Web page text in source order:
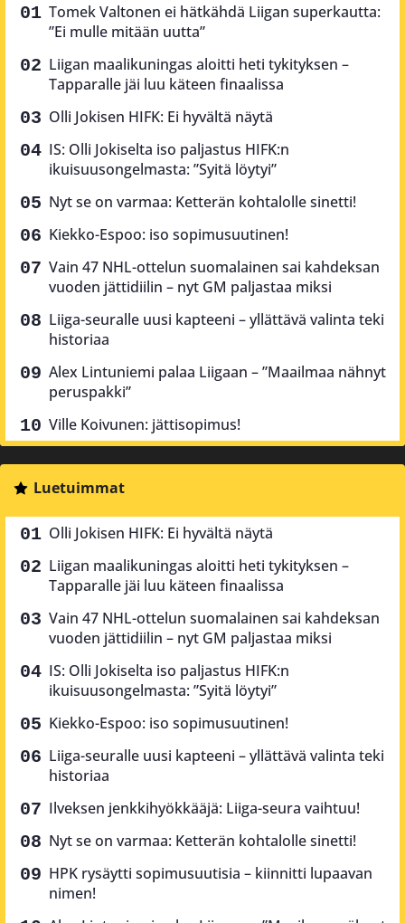
Tomek Valtonen ei hätkähdä Liigan superkautta:
”Ei mulle mitään uutta”
Liigan maalikuningas aloitti heti tykityksen –
Tapparalle jäi luu käteen finaalissa
Olli Jokisen HIFK: Ei hyvältä näytä
IS: Olli Jokiselta iso paljastus HIFK:n
ikuisuusongelmasta: ”Syitä löytyi”
Nyt se on varmaa: Ketterän kohtalolle sinetti!
Kiekko-Espoo: iso sopimusuutinen!
Vain 47 NHL-ottelun suomalainen sai kahdeksan
vuoden jättidiilin – nyt GM paljastaa miksi
Liiga-seuralle uusi kapteeni – yllättävä valinta teki
historiaa
Alex Lintuniemi palaa Liigaan – ”Maailmaa nähnyt
peruspakki”
Ville Koivunen: jättisopimus!
Luetuimmat
Olli Jokisen HIFK: Ei hyvältä näytä
Liigan maalikuningas aloitti heti tykityksen –
Tapparalle jäi luu käteen finaalissa
Vain 47 NHL-ottelun suomalainen sai kahdeksan
vuoden jättidiilin – nyt GM paljastaa miksi
IS: Olli Jokiselta iso paljastus HIFK:n
ikuisuusongelmasta: ”Syitä löytyi”
Kiekko-Espoo: iso sopimusuutinen!
Liiga-seuralle uusi kapteeni – yllättävä valinta teki
historiaa
Ilveksen jenkkihyökkääjä: Liiga-seura vaihtuu!
Nyt se on varmaa: Ketterän kohtalolle sinetti!
HPK rysäytti sopimusuutisia – kiinnitti lupaavan
nimen!